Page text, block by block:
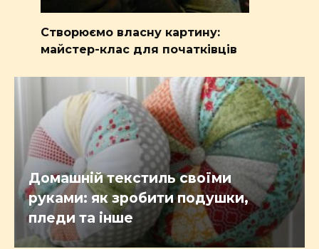
Створюємо власну картину:
майстер-клас для початківців
Домашній текстиль своїми
руками: як зробити подушки,
пледи та інше